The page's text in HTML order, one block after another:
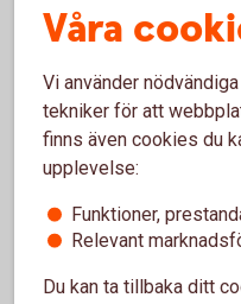
Om jag avslutar
ta del av eventuell
källskatt?
Vart vänder jag mig
Våra
Vi använder
tekniker för att
finns även cookies du
upplevelse:
Funktioner,
Relevant
Du kan ta tillbaka ditt